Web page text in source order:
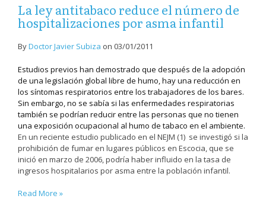
La ley antitabaco reduce el número de
hospitalizaciones por asma infantil
ByDoctor Javier Subiza on 03/01/2011
Estudios previos han demostrado que después de la adopción
de una legislación global libre de humo, hay una reducción en
los síntomas respiratorios entre los trabajadores de los bares.
Sin embargo, no se sabía si las enfermedades respiratorias
también se podrían reducir entre las personas que no tienen
una exposición ocupacional al humo de tabaco en el ambiente.
En un reciente estudio publicado en el NEJM (1) se investigó si la
prohibición de fumar en lugares públicos en Escocia, que se
inició en marzo de 2006, podría haber influido en la tasa de
ingresos hospitalarios por asma entre la población infantil.
Read More »